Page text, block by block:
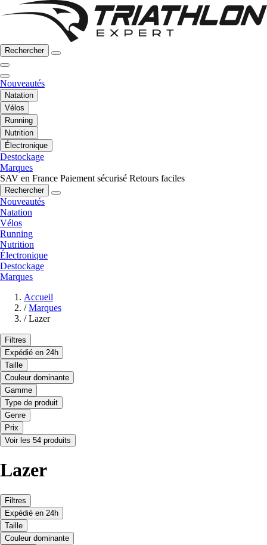
Rechercher
Nouveautés
Natation
Vélos
Running
Nutrition
Électronique
Destockage
Marques
SAV en France Paiement sécurisé Retours faciles
Rechercher
Nouveautés
Natation
Vélos
Running
Nutrition
Électronique
Destockage
Marques
Accueil
/ Marques
/ Lazer
Filtres
Expédié en 24h
Taille
Couleur dominante
Gamme
Type de produit
Genre
Prix
Voir les 54 produits
Lazer
Filtres
Expédié en 24h
Taille
Couleur dominante